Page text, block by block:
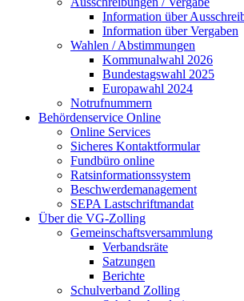
Information über
Information über Vergaben
Wahlen / Abstimmungen
Kommunalwahl 2026
Bundestagswahl 2025
Europawahl 2024
Notrufnummern
Behördenservice Online
Online Services
Sicheres Kontaktformular
Fundbüro online
Ratsinformationssystem
Beschwerdemanagement
SEPA Lastschriftmandat
Über die VG-Zolling
Gemeinschaftsversammlung
Verbandsräte
Satzungen
Berichte
Schulverband Zolling